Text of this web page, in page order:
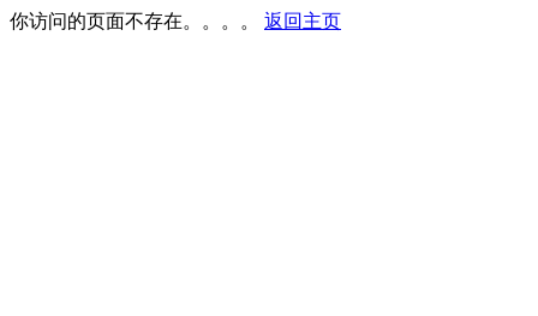
你访问的页面不存在。。。。 返回主页